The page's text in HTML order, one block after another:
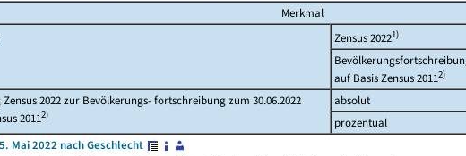
Merkmal
Zensus 20221)
auf Basis Zensus 20112)
2022 zur Bevölkerungs- fortschreibung zum 30.06.2022
20112)
absolut
prozentual
Mai 2022 nach Geschlecht